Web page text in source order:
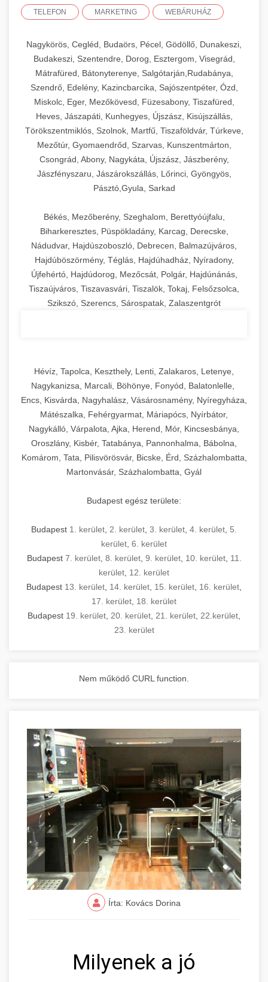
TELEFON MARKETING WEBÁRUHÁZ
Nagykörös, Cegléd, Budaörs, Pécel, Gödöllő, Dunakeszi,
Budakeszi, Szentendre, Dorog, Esztergom, Visegrád,
Mátrafüred, Bátonyterenye, Salgótarján,Rudabánya,
Szendrő, Edelény, Kazincbarcika, Sajószentpéter, Ózd,
Miskolc, Eger, Mezőkövesd, Füzesabony, Tiszafüred,
Heves, Jászapáti, Kunhegyes, Újszász, Kisújszállás,
Törökszentmiklós, Szolnok, Martfű, Tiszaföldvár, Túrkeve,
Mezőtúr, Gyomaendrőd, Szarvas, Kunszentmárton,
Csongrád, Abony, Nagykáta, Újszász, Jászberény,
Jászfényszaru, Jászárokszállás, Lőrinci, Gyöngyös,
Pásztó,Gyula, Sarkad
Békés, Mezőberény, Szeghalom, Berettyóújfalu,
Biharkeresztes, Püspökladány, Karcag, Derecske,
Nádudvar, Hajdúszoboszló, Debrecen, Balmazújváros,
Hajdúböszörmény, Téglás, Hajdúhadház, Nyíradony,
Újfehértó, Hajdúdorog, Mezőcsát, Polgár, Hajdúnánás,
Tiszaújváros, Tiszavasvári, Tiszalök, Tokaj, Felsőzsolca,
Szikszó, Szerencs, Sárospatak, Zalaszentgrót
Hévíz, Tapolca, Keszthely, Lenti, Zalakaros, Letenye,
Nagykanizsa, Marcali, Böhönye, Fonyód, Balatonlelle,
Encs, Kisvárda, Nagyhalász, Vásárosnamény, Nyíregyháza,
Mátészalka, Fehérgyarmat, Máriapócs, Nyírbátor,
Nagykálló, Várpalota, Ajka, Herend, Mór, Kincsesbánya,
Oroszlány, Kisbér, Tatabánya, Pannonhalma, Bábolna,
Komárom, Tata, Pilisvörösvár, Bicske, Érd, Százhalombatta,
Martonvásár, Százhalombatta, Gyál
Budapest egész területe:
Budapest 1. kerület 2. kerület 3. kerület 4. kerület 5.
kerület 6. kerület
Budapest 7. kerület, 8. kerület, 9. kerület, 10. kerület, 11.
kerület 12. kerület
Budapest 13. kerület 14. kerület 15. kerület 16. kerület
17. kerület 18. kerület
Budapest 19. kerület 20. kerület 21. kerület 22.kerület
23. kerület
Nem működő CURL function.
Írta: Kovács Dorina
Milyenek a jó